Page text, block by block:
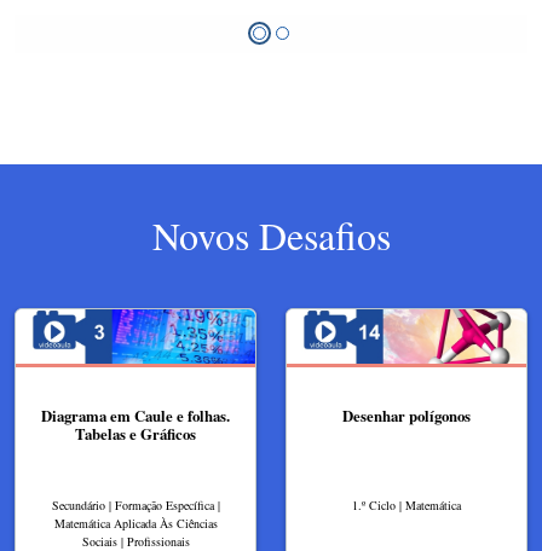
Novos Desafios
Diagrama em Caule e folhas.
Tabelas e Gráficos
Secundário | Formação Específica |
Matemática Aplicada Às Ciências
Sociais | Profissionais
Desenhar polígonos
1.º Ciclo | Matemática